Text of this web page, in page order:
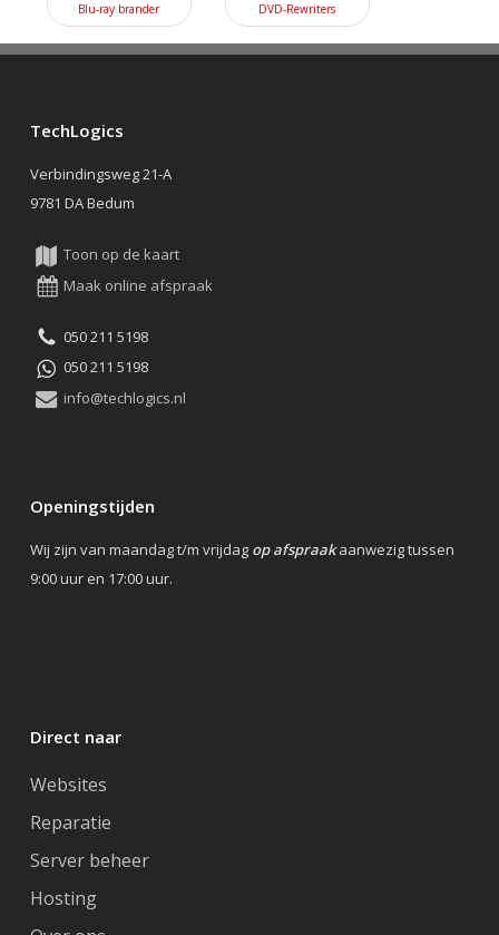
Blu-ray brander DVD-Rewriters
TechLogics
Verbindingsweg 21-A
9781 DA Bedum
Toon op de kaart
Maak online afspraak
050 211 5198
050 211 5198
info@techlogics.nl
Openingstijden
Wij zijn van maandag t/m vrijdag op afspraakaanwezig tussen
9:00 uur en 17:00 uur.
Direct naar
Websites
Reparatie
Server beheer
Hosting